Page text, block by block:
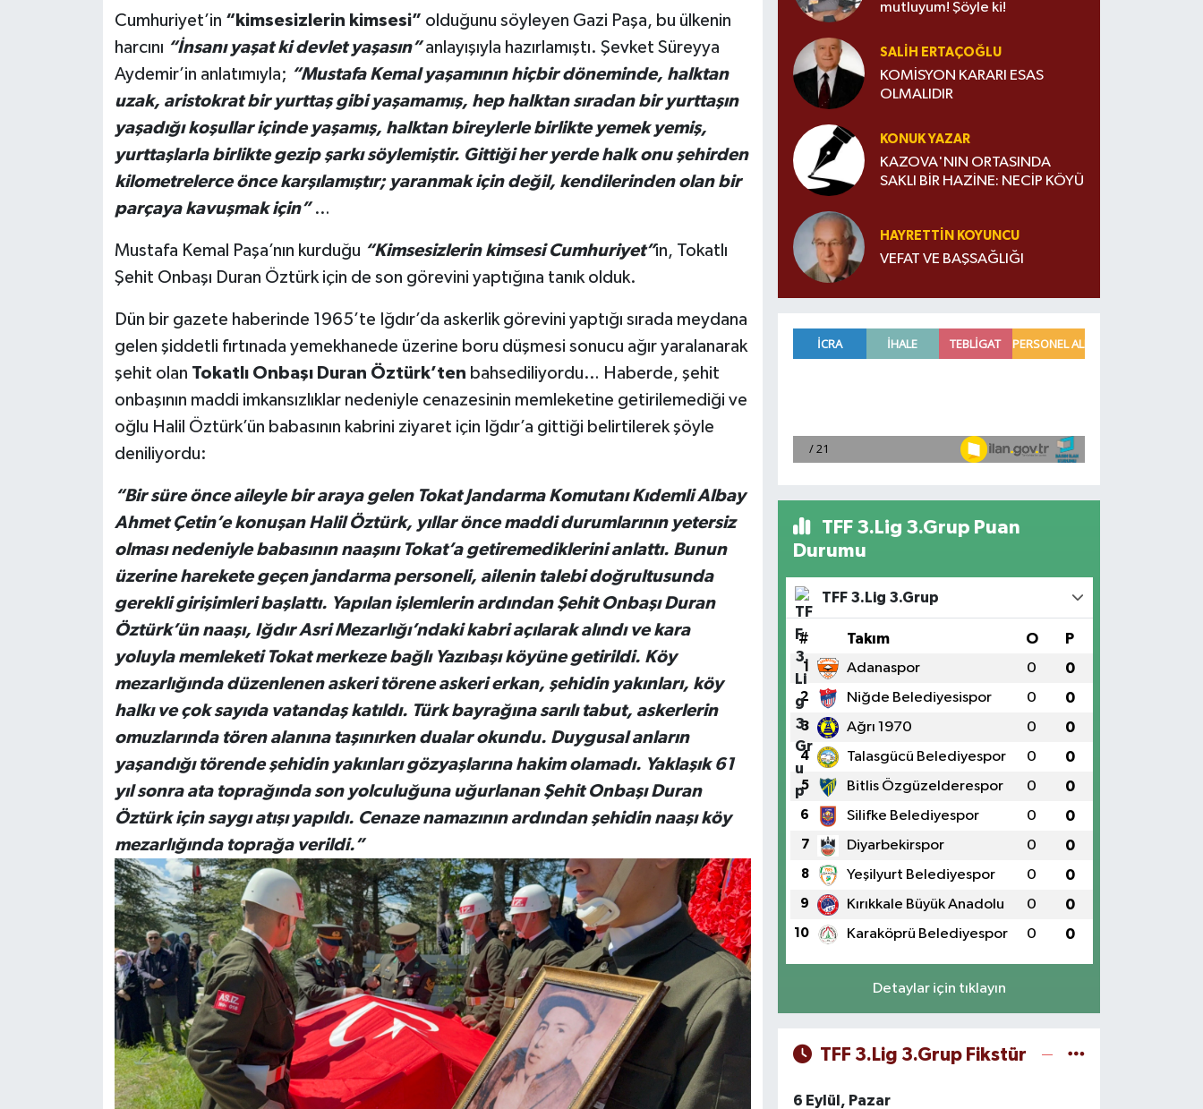
Cumhuriyet’in “kimsesizlerin kimsesi” olduğunu söyleyen Gazi Paşa, bu ülkenin
harcını “İnsanı yaşat ki devlet yaşasın”anlayışıyla hazırlamıştı. Şevket Süreyya
Aydemir’in anlatımıyla; “Mustafa Kemal yaşamının hiçbir döneminde, halktan
uzak, aristokrat bir yurttaş gibi yaşamamış, hep halktan sıradan bir yurttaşın
yaşadığı koşullar içinde yaşamış, halktan bireylerle birlikte yemek yemiş,
yurttaşlarla birlikte gezip şarkı söylemiştir. Gittiği her yerde halk onu şehirden
kilometrelerce önce karşılamıştır; yaranmak için değil, kendilerinden olan bir
parçaya kavuşmak için”…
Mustafa Kemal Paşa’nın kurduğu “Kimsesizlerin kimsesi Cumhuriyet”in, Tokatlı
Şehit Onbaşı Duran Öztürk için de son görevini yaptığına tanık olduk.
Dün bir gazete haberinde 1965’te Iğdır’da askerlik görevini yaptığı sırada meydana
gelen şiddetli fırtınada yemekhanede üzerine boru düşmesi sonucu ağır yaralanarak
şehit olan Tokatlı Onbaşı Duran Öztürk’ten bahsediliyordu… Haberde, şehit
onbaşının maddi imkansızlıklar nedeniyle cenazesinin memleketine getirilemediği ve
oğlu Halil Öztürk’ün babasının kabrini ziyaret için Iğdır’a gittiği belirtilerek şöyle
deniliyordu:
“Bir süre önce aileyle bir araya gelen Tokat Jandarma Komutanı Kıdemli Albay
Ahmet Çetin’e konuşan Halil Öztürk, yıllar önce maddi durumlarının yetersiz
olması nedeniyle babasının naaşını Tokat’a getiremediklerini anlattı. Bunun
üzerine harekete geçen jandarma personeli, ailenin talebi doğrultusunda
gerekli girişimleri başlattı. Yapılan işlemlerin ardından Şehit Onbaşı Duran
Öztürk’ün naaşı, Iğdır Asri Mezarlığı’ndaki kabri açılarak alındı ve kara
yoluyla memleketi Tokat merkeze bağlı Yazıbaşı köyüne getirildi. Köy
mezarlığında düzenlenen askeri törene askeri erkan, şehidin yakınları, köy
halkı ve çok sayıda vatandaş katıldı. Türk bayrağına sarılı tabut, askerlerin
omuzlarında tören alanına taşınırken dualar okundu. Duygusal anların
yaşandığı törende şehidin yakınları gözyaşlarına hakim olamadı. Yaklaşık 61
yıl sonra ata toprağında son yolculuğuna uğurlanan Şehit Onbaşı Duran
Öztürk için saygı atışı yapıldı. Cenaze namazının ardından şehidin naaşı köy
mezarlığında toprağa verildi.”
mutluyum! Şöyle ki!
SALIH ERTAÇOĞLU
KOMİSYON KARARI ESAS
OLMALIDIR
KONUK YAZAR
KAZOVA'NIN ORTASINDA
SAKLI BİR HAZİNE: NECİP KÖYÜ
HAYRETTIN KOYUNCU
VEFAT VE BAŞSAĞLIĞI
TFF 3.Lig 3.Grup Puan
Durumu
TFF 3.Lig 3.Grup
# Takım O P
1 Adanaspor 0 0
2 Niğde Belediyesispor 0 0
3 Ağrı 1970 0 0
4 Talasgücü Belediyespor 0 0
5 Bitlis Özgüzelderespor 0 0
6 Silifke Belediyespor 0 0
7 Diyarbekirspor 0 0
8 Yeşilyurt Belediyespor 0 0
9 Kırıkkale Büyük Anadolu 0 0
10 Karaköprü Belediyespor 0 0
Detaylar için tıklayın
TFF 3.Lig 3.Grup Fikstür
6 Eylül, Pazar
Tokat Haber